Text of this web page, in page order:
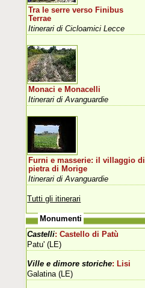
Tra le serre verso Finibus
Terrae
Itinerari di Cicloamici Lecce
Monaci e Monacelli
Itinerari di Avanguardie
Furni e masserie: il villaggio di
pietra di Morige
Itinerari di Avanguardie
Tutti gli itinerari
Monumenti
Castelli: Castello di Patù
Patu' (LE)
Ville e dimore storiche: Lisi
Galatina (LE)